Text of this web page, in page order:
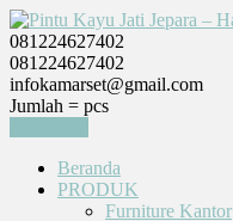
081224627402
081224627402
infokamarset@gmail.com
Jumlah = pcs
Beranda
PRODUK
Furniture Kantor